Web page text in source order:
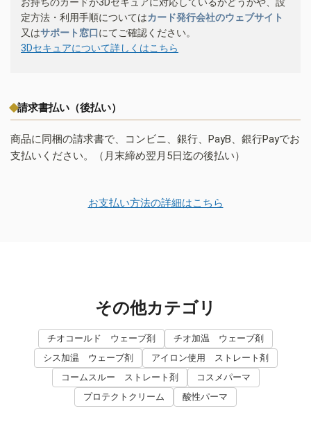
定方法・利用手順についてはカード発行会社のウェブサイト
又はサポート窓口にてご確認ください。
3Dセキュアについて詳しくはこちら
請求書払い（後払い）
商品に同梱の請求書で、コンビニ、銀行、PayB、銀行Payでお
支払いください。（月末締め翌月5日迄の後払い）
お支払い方法の詳細はこちら
その他カテゴリ
チオコールド ウェーブ剤
チオ加温 ウェーブ剤
シス加温 ウェーブ剤
アイロン使用 ストレート剤
コームスルー ストレート剤
コスメパーマ
プロテクトクリーム
酸性パーマ